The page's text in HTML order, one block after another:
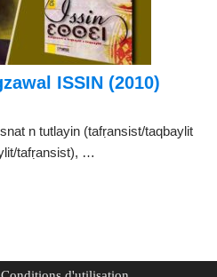
ISSIN (2010)
n tutlayin (tafṛansist/taqbaylit
tafṛansist), …